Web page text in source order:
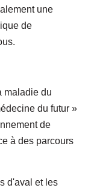
une
de
maladie du
du futur »
de
à des parcours
d'aval et les